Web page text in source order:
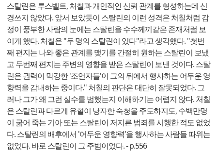
스탈린은 루스벨트, 처칠과 개인적인 신뢰 관계를 형성하는데 신
경쓰지 않았다. 앞서 보았듯이 스탈린의 이런 성격은 처칠처럼 감
정이 풍부한 사람의 눈에는 스탈린을 수수께끼같은 존재처럼 보
이게 했다. 처칠은 "두 명의 스탈린이 있다"라고 생각했다. "첫번
째 편지는 나와 좋은 관계를 맺기를 간절히 원하는 스탈린이 보냈
고 두번째 편지는 주변의 영향을 받은 스탈린이 보낸 것이다. 스탈
린은 권력이 막강한 '조언자들'이 그의 뒤에서 행사하는 어두운 영
향력을 감내하는 중이다." 처칠의 판단은 대단히 잘못되었다. 그
러나 그가 왜 그런 실수를 범했는지 이해하기는 어렵지 않다. 처칠
은 스탈린과 다르게 유혈이 낭자한 숙청을 주도하지도, 수백만명
이 굶어 죽는 기아 또는 스탈린이 저지른 범죄를 시행한 적도 없었
다. 스탈린의 배후에서 '어두운 영향력'을 행사하는 사람들 따위는
없었다. 바로 스탈린이 그 주범이었다. - p.556